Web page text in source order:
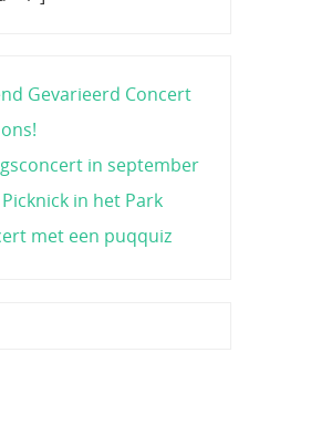
Gevarieerd Concert
in september
in het Park
met een puqquiz